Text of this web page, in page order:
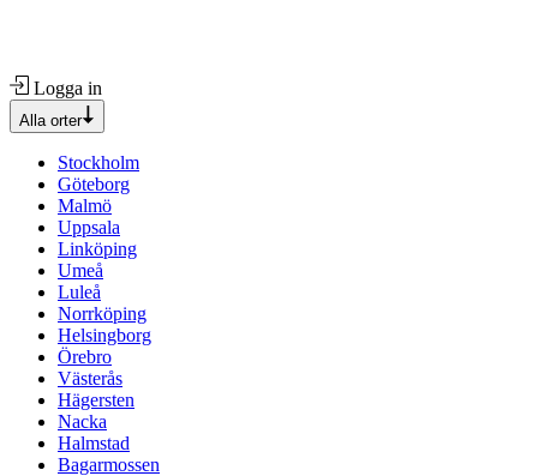
Logga in
Alla orter
Stockholm
Göteborg
Malmö
Uppsala
Linköping
Umeå
Luleå
Norrköping
Helsingborg
Örebro
Västerås
Hägersten
Nacka
Halmstad
Bagarmossen